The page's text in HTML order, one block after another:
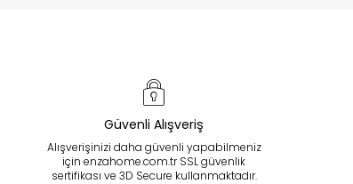
Güvenli Alışveriş
Alışverişinizi daha güvenli yapabilmeniz
için enzahome.com.tr SSL güvenlik
sertifikası ve 3D Secure kullanmaktadır.